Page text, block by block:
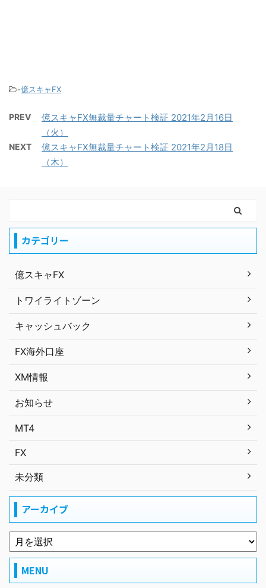
-億スキャFX
PREV
億スキャFX無裁量チャート検証 2021年2月16日
（火）
NEXT
億スキャFX無裁量チャート検証 2021年2月18日
（木）
カテゴリー
億スキャFX
トワイライトゾーン
キャッシュバック
FX海外口座
XM情報
お知らせ
MT4
FX
未分類
アーカイブ
MENU